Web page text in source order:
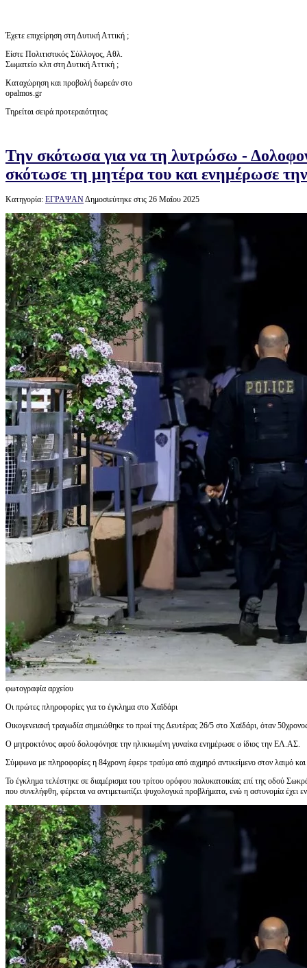
Έχετε επιχείρηση στη Δυτική Αττική ;
Είστε Πολιτιστικός Σύλλογος, Αθλ.
Σωματείο κλπ στη Δυτική Αττική ;
Καταχώρηση και προβολή δωρεάν στο
opalmos.gr
Τηρείται σειρά προτεραιότητας
Την σκότωσα για να τη λυτρώσω -
σκότωσε τη μητέρα του και ενημέρωσε
Κατηγορία: ΕΓΡΑΨΑΝΔημοσιεύτηκε στις 26 Μαΐου 2025
φωτογραφία αρχείου
Οι πρώτες πληροφορίες για το έγκλημα στο Χαϊδάρι
Οικογενειακή τραγωδία σημειώθηκε το πρωί της Δευτέρας 26/5 στο Χαϊδάρι, όταν
Ο μητροκτόνος αφού δολοφόνησε την ηλικιωμένη γυναίκα ενημέρωσε ο ίδιος την ΕΛ.ΑΣ.
Σύμφωνα με πληροφορίες η 84χρονη έφερε τραύμα από αιχμηρό αντικείμενο στον λαιμό
Το έγκλημα τελέστηκε σε διαμέρισμα του τρίτου ορόφου πολυκατοικίας επί της οδού
που συνελήφθη, φέρεται να αντιμετωπίζει ψυχολογικά προβλήματα, ενώ η αστυνομία έχει